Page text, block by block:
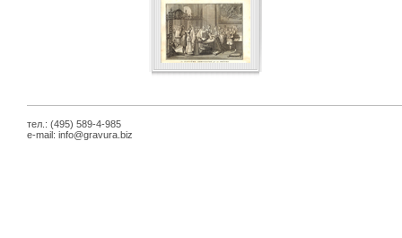
тел.: (495) 589-4-985
e-mail: info@gravura.biz